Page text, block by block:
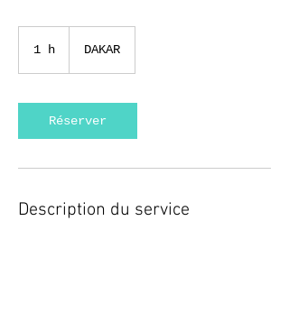
1 h DAKAR
Réserver
Description du service